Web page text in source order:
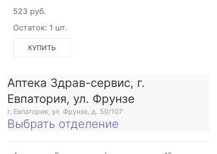
523 руб.
Остаток: 1 шт.
КУПИТЬ
Аптека Здрав-сервис, г.
Евпатория, ул. Фрунзе
г. Евпатория, ул. Фрунзе, д. 50/107
Выбрать отделение